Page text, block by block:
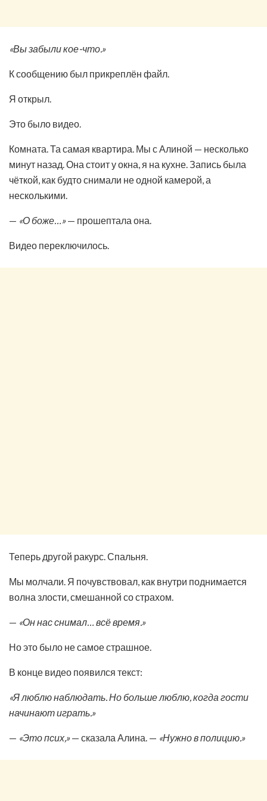
«Вы забыли кое-что.»
К сообщению был прикреплён файл.
Я открыл.
Это было видео.
Комната. Та самая квартира. Мы с Алиной — несколько
минут назад. Она стоит у окна, я на кухне. Запись была
чёткой, как будто снимали не одной камерой, а
несколькими.
— «О боже…»— прошептала она.
Видео переключилось.
Теперь другой ракурс. Спальня.
Мы молчали. Я почувствовал, как внутри поднимается
волна злости, смешанной со страхом.
— «Он нас снимал… всё время.»
Но это было не самое страшное.
В конце видео появился текст:
«Я люблю наблюдать. Но больше люблю, когда гости
начинают играть.»
— «Это псих,»— сказала Алина. — «Нужно в полицию.»